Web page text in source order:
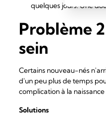
quelques jours. Une
Problème
sein
Certains nouveau-nés
d'un peu plus de temps
complication à la
Solutions